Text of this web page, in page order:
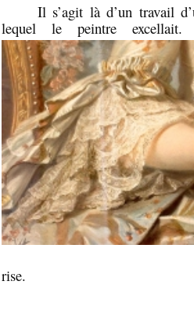
Il s’agit là d’un travail
lequel le peintre
rise.